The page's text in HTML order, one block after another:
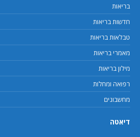
בריאות
חדשות בריאות
טבלאות בריאות
מאמרי בריאות
מילון בריאות
רפואה ומחלות
מחשבונים
דיאטה